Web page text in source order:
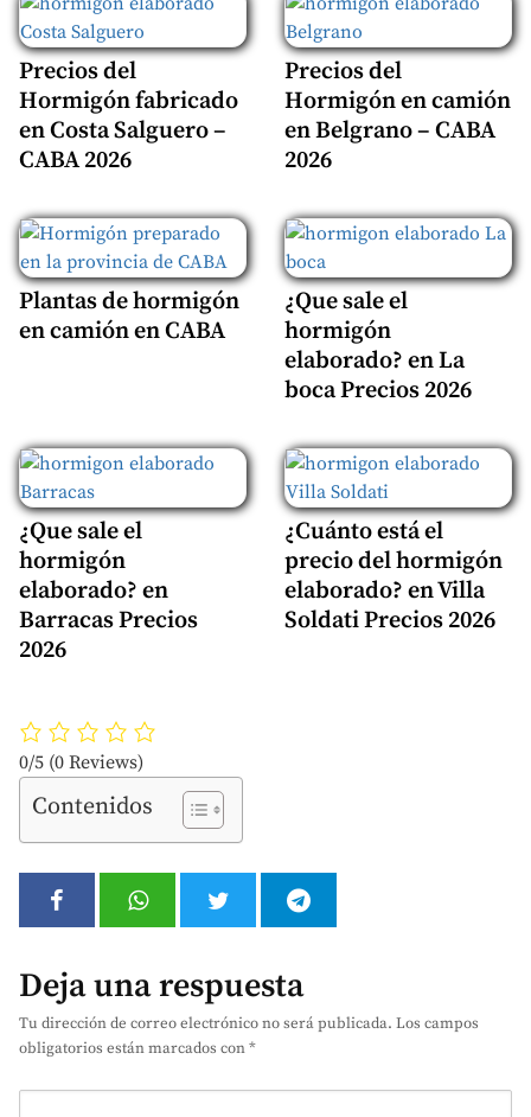
Precios del
Hormigón fabricado
en Costa Salguero –
CABA 2026
Precios del
Hormigón en camión
en Belgrano – CABA
2026
Plantas de hormigón
en camión en CABA
¿Que sale el
hormigón
elaborado? en La
boca Precios 2026
¿Que sale el
hormigón
elaborado? en
Barracas Precios
2026
¿Cuánto está el
precio del hormigón
elaborado? en Villa
Soldati Precios 2026
0/5 (0 Reviews)
Contenidos
Deja una respuesta
Tu dirección de correo electrónico no será publicada. Los campos
obligatorios están marcados con*